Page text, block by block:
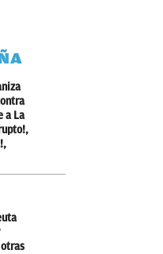
a La